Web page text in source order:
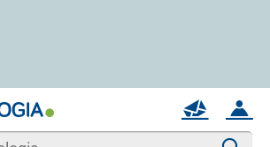
ACCOUNT